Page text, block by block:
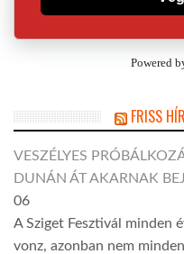
Powered
FRISS
VESZÉLYES
DUNÁN ÁT AKARNAK
06
A Sziget Fesztivál minden
vonz, azonban nem